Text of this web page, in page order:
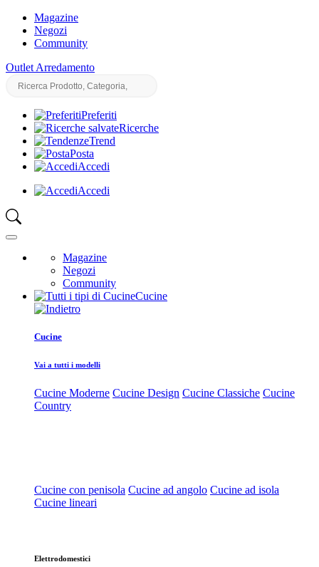
Magazine
Negozi
Community
Outlet Arredamento
Preferiti
Ricerche
Trend
Posta
Accedi
Accedi
Magazine
Negozi
Community
Cucine
Cucine
Vai a tutti i modelli
Cucine Moderne Cucine Design Cucine Classiche Cucine
Country
Cucine con penisola Cucine ad angolo Cucine ad isola
Cucine lineari
Elettrodomestici